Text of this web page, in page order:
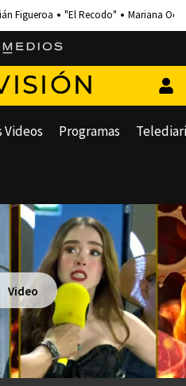
Figueroa "El Recodo" Mariana
Programas
Video